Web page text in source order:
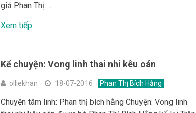
giả Phan Thị …
Xem tiếp
Kể chuyện: Vong linh thai nhi kêu oán
olliekhan 18-07-2016 Phan Thị Bích Hằng
Chuyện tâm linh: Phan thị bích hằng Chuyện: Vong linh